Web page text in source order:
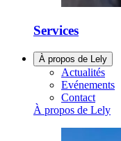
Services
À propos de Lely
Actualités
Evénements
Contact
À propos de Lely